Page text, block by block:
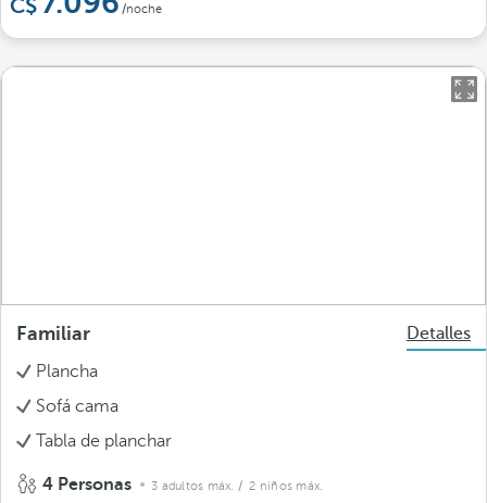
/noche
Familiar
Detalles
Plancha
Sofá cama
Tabla de planchar
4 Personas 3 adultos máx. / 2 niños máx.